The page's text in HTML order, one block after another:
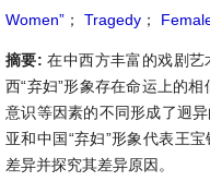
Women” ； Tragedy ；
摘要:在中西方丰富的戏剧艺
西“弃妇”形象存在命运上的
意识等因素的不同形成了迥
亚和中国“弃妇”形象代表王
差异并探究其差异原因。